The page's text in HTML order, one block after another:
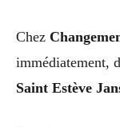
Chez
immédiatement,
Saint Estève